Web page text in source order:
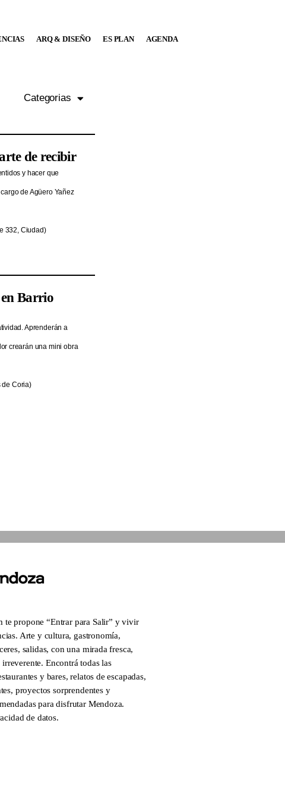
ARQ & DISEÑO ES PLAN AGENDA
Categorias
de recibir
y hacer que
de Agüero Yañez
332, Ciudad)
Barrio
Aprenderán a
crearán una mini obra
de Coria)
te propone “Entrar para Salir” y vivir
Arte y cultura, gastronomía,
salidas, con una mirada fresca,
Encontrá todas las
y bares, relatos de escapadas,
proyectos sorprendentes y
para disfrutar Mendoza.
de datos.